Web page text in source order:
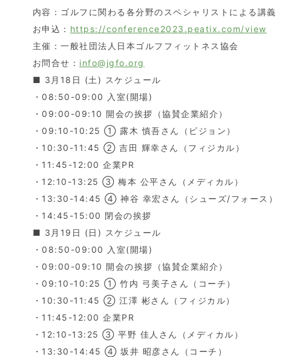
内容：ゴルフに関わる各分野のスペシャリストによる講義
お申込： https://conference2023.peatix.com/view
主催：一般社団法人日本ゴルフフィットネス協会
お問合せ： info@jgfo.org
■ 3月18日 (土) スケジュール
・08:50-09:00 入室(開場)
・09:00-09:10 開会の挨拶（協賛企業紹介）
・09:10-10:25 ① 露木 慎吾さん（ビジョン）
・10:30-11:45 ② 吉田 輝幸さん（フィジカル）
・11:45-12:00 企業PR
・12:10-13:25 ③ 梅本 公平さん（メディカル）
・13:30-14:45 ④ 神谷 幸宏さん（シューズ/フォース）
・14:45-15:00 閉会の挨拶
■ 3月19日 (日) スケジュール
・08:50-09:00 入室(開場)
・09:00-09:10 開会の挨拶（協賛企業紹介）
・09:10-10:25 ① 竹内 弓美子さん（コーチ）
・10:30-11:45 ② 江澤 彬さん（フィジカル）
・11:45-12:00 企業PR
・12:10-13:25 ③ 平野 佳人さん（メディカル）
・13:30-14:45 ④ 坂井 昭彦さん（コーチ）